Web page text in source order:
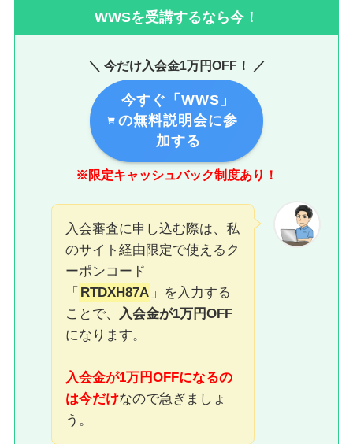
WWSを受講するなら今！
＼ 今だけ入会金1万円OFF！ ／
今すぐ「WWS」
の無料説明会に参
加する
※限定キャッシュバック制度あり！
入会審査に申し込む際は、私
のサイト経由限定で使えるク
ーポンコード
「 RTDXH87A 」を入力する
ことで、 入会金が1万円OFF
になります。
入会金が1万円OFFになるの
は今だけなので急ぎましょ
う。